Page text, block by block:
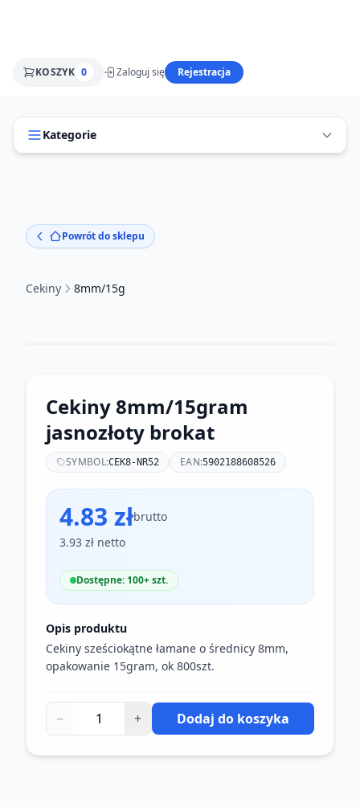
KOSZYK 0 Zaloguj się Rejestracja
Kategorie
Powrót do sklepu
Cekiny 8mm/15g
Cekiny 8mm/15gram
jasnozłoty brokat
SYMBOL:CEK8-NR52 EAN:5902188608526
4.83 złbrutto
3.93 zł netto
Dostępne: 100+ szt.
Opis produktu
Cekiny sześciokątne łamane o średnicy 8mm,
opakowanie 15gram, ok 800szt.
− + Dodaj do koszyka